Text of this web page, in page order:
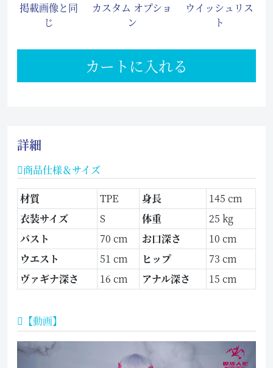
掲載画像と同
じ
カスタム オプショ
ン
ウイッシュリス
ト
カートに入れる
詳細
商品仕様＆サイズ
材質 TPE 身長
145 cm
衣装サイズ
S 体重
25 kg
バスト
70 cm お口深さ
10 cm
ウエスト
51 cm ヒップ
73 cm
ヴァギナ深さ
16 cm アナル深さ 15 cm
【動画】